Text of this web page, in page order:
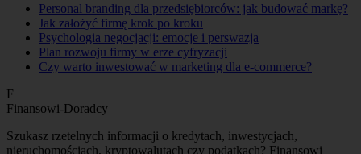
Personal branding dla przedsiębiorców: jak budować markę?
Jak założyć firmę krok po kroku
Psychologia negocjacji: emocje i perswazja
Plan rozwoju firmy w erze cyfryzacji
Czy warto inwestować w marketing dla e-commerce?
F
Finansowi-Doradcy
Szukasz rzetelnych informacji o kredytach, inwestycjach,
nieruchomościach, kryptowalutach czy podatkach? Finansowi